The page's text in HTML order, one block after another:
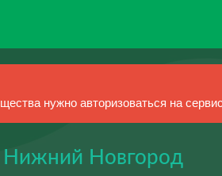
нужно авторизоваться на
Нижний Новгород